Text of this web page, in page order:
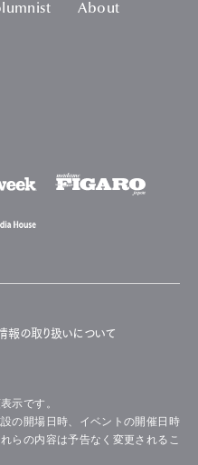
About
報の取り扱いについて
示です。
の開場日時、イベントの開催日時
らの内容は予告なく変更されるこ